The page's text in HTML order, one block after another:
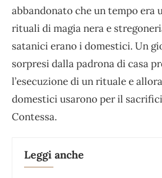
abbandonato che un tempo era
rituali di magia nera e
satanici erano i domestici. Un
sorpresi dalla padrona di casa
l’esecuzione di un rituale e
domestici usarono per il
Contessa.
Leggi anche